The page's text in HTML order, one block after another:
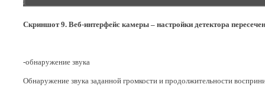
Скриншот 9. Веб-интерфейс камеры – настройки детектора
-обнаружение звука
Обнаружение звука заданной громкости и продолжительности